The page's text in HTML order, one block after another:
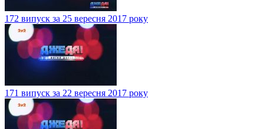
172 випуск за 25 вересня 2017 року
171 випуск за 22 вересня 2017 року